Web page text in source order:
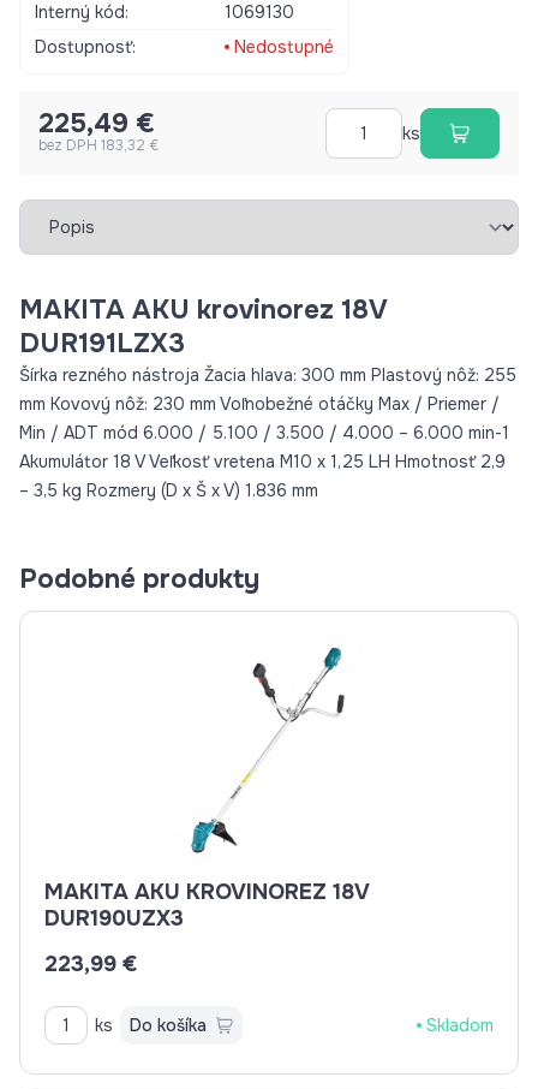
Interný kód:
1069130
Dostupnosť:
Nedostupné
225,49 €
bez DPH 183,32 €
ks
Vybrať záložku
MAKITA AKU krovinorez 18V
DUR191LZX3
Šírka rezného nástroja Žacia hlava: 300 mm Plastový nôž: 255
mm Kovový nôž: 230 mm Voľnobežné otáčky Max / Priemer /
Min / ADT mód 6.000 / 5.100 / 3.500 / 4.000 – 6.000 min-1
Akumulátor 18 V Veľkosť vretena M10 x 1,25 LH Hmotnosť 2,9
– 3,5 kg Rozmery (D x Š x V) 1.836 mm
Podobné produkty
MAKITA AKU KROVINOREZ 18V
DUR190UZX3
223,99 €
ks Do košíka Skladom